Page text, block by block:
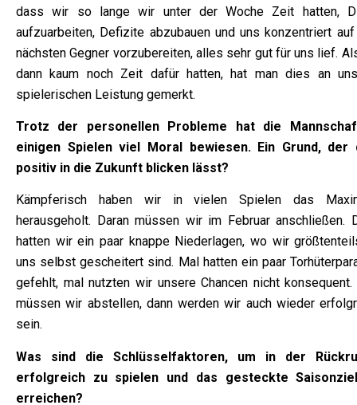
dass wir so lange wir unter der Woche Zeit hatten,
aufzuarbeiten, Defizite abzubauen und uns konzentriert
nächsten Gegner vorzubereiten, alles sehr gut für uns lief.
dann kaum noch Zeit dafür hatten, hat man dies an
spielerischen Leistung gemerkt.
Trotz der personellen Probleme hat die
einigen Spielen viel Moral bewiesen. Ein Grund, der
positiv in die Zukunft blicken lässt?
Kämpferisch haben wir in vielen Spielen das
herausgeholt. Daran müssen wir im Februar anschließen.
hatten wir ein paar knappe Niederlagen, wo wir
uns selbst gescheitert sind. Mal hatten ein paar
gefehlt, mal nutzten wir unsere Chancen nicht konsequent.
müssen wir abstellen, dann werden wir auch wieder
sein.
Was sind die Schlüsselfaktoren, um in der
erfolgreich zu spielen und das gesteckte
erreichen?